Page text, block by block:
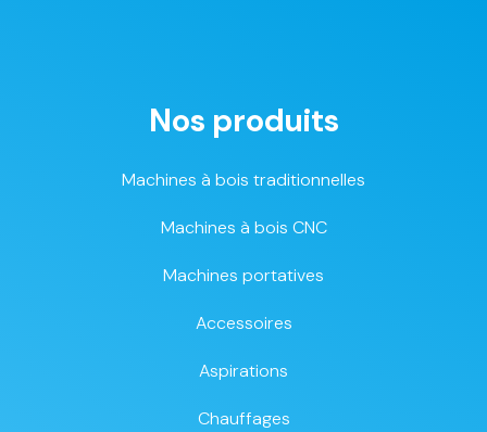
Nos produits
Machines à bois traditionnelles
Machines à bois CNC
Machines portatives
Accessoires
Aspirations
Chauffages